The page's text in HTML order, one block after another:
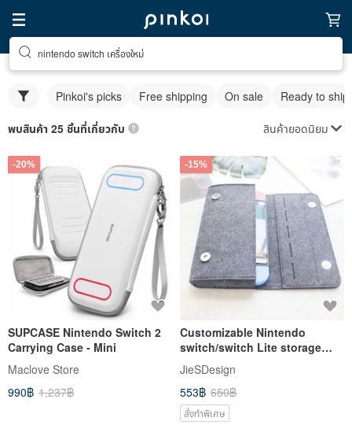
nintendo switch เครื่องใหม่
Pinkoi's picks Free shipping On sale Ready to ship
พบสินค้า 25 ชิ้นที่เกี่ยวกับ สินค้ายอดนิยม
-20%
SUPCASE Nintendo Switch 2
Carrying Case - Mini
Maclove Store
990฿ 1,237฿
-15%
Customizable Nintendo
switch/switch Lite storage
bag protective bag 201
JieSDesign
553฿ 650฿
สั่งทำพิเศษ